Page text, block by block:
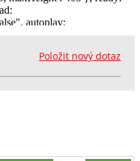
Položit nový dotaz